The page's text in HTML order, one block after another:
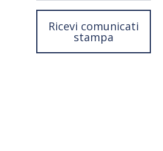
Ricevi comunicati
stampa